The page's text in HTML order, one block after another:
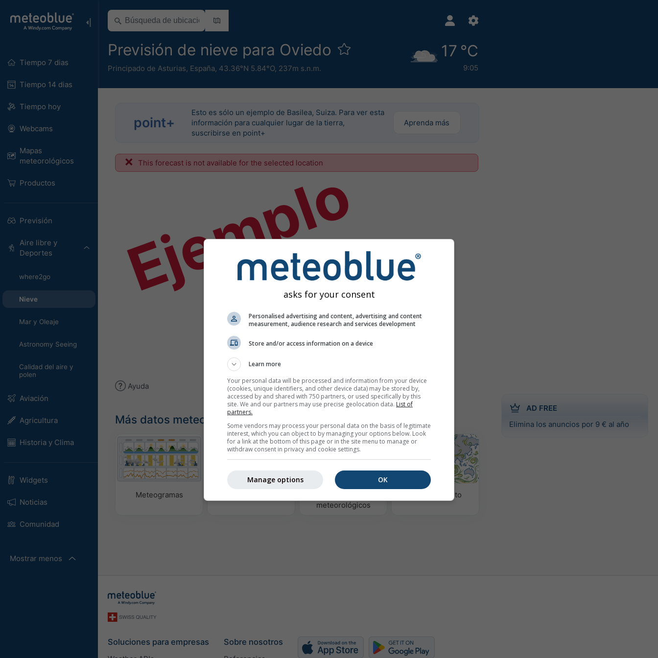
Tiempo 7 dias
Tiempo 14 dias
Tiempo hoy
Webcams
Mapas
meteorológicos
Productos
Previsión
Aire libre y
Deportes
where2go
Nieve
Mar y Oleaje
Astronomy Seeing
Calidad del aire y
polen
Aviación
Agricultura
Historia y Clima
Widgets
Noticias
Comunidad
Mostrar menos
Previsión de nieve para Oviedo
Principado de Asturias, España, 43.36°N 5.84°O, 237m s.n.m.
17 °C
9:05
AD FREE
Elimina los anuncios por 9 € al año
point+
Esto es sólo un ejemplo de Basilea, Suiza. Para ver esta
información para cualquier lugar de la tierra,
suscribirse en point+
Aprenda más
This forecast is not available for the selected location
Ejemplo
Ayuda
Más datos meteorológicos
Meteogramas
meteorológicos
Mapa de viento
Soluciones para empresas Sobre nosotros
asks for your consent
Personalised advertising and content, advertising and content
measurement, audience research and services development
Store and/or access information on a device
Learn more
Your personal data will be processed and information from your device
(cookies, unique identifiers, and other device data) may be stored by,
accessed by and shared with 750 partners, or used specifically by this
site. We and our partners may use precise geolocation data. List of
partners.
Some vendors may process your personal data on the basis of legitimate
interest, which you can object to by managing your options below. Look
for a link at the bottom of this page or in the site menu to manage or
withdraw consent in privacy and cookie settings.
OK
Manage options